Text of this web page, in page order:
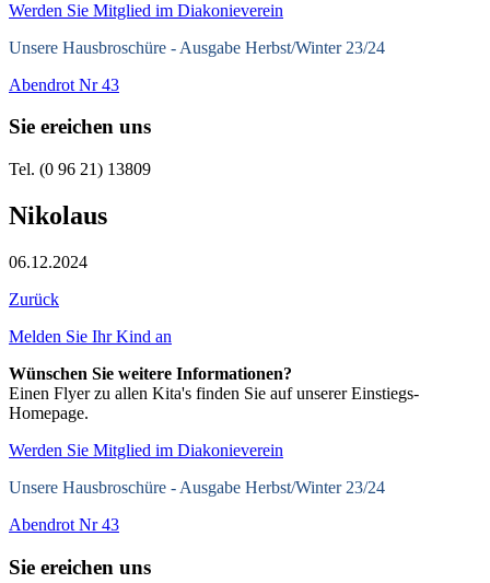
Werden Sie Mitglied im Diakonieverein
Unsere Hausbroschüre - Ausgabe Herbst/Winter 23/24
Abendrot Nr 43
Sie ereichen uns
Tel. (0 96 21) 13809
Nikolaus
06.12.2024
Zurück
Melden Sie Ihr Kind an
Wünschen Sie weitere Informationen?
Einen Flyer zu allen Kita's finden Sie auf unserer Einstiegs-
Homepage.
Werden Sie Mitglied im Diakonieverein
Unsere Hausbroschüre - Ausgabe Herbst/Winter 23/24
Abendrot Nr 43
Sie ereichen uns